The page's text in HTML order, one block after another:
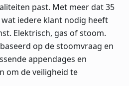
past. Met meer dat 35
iedere klant nodig heeft
Elektrisch, gas of stoom.
op de stoomvraag en
appendages en
om de veiligheid te